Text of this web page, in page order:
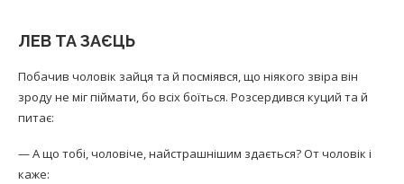
ЛЕВ ТА ЗАЄЦЬ
Побачив чоловік зайця та й посміявся, що ніякого звіра він
зроду не міг піймати, бо всіх боїться. Розсердився куций та й
питає:
— А що тобі, чоловіче, найстрашнішим здається? От чоловік і
каже: